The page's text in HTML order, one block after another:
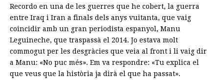
Recordo en una de les guerres que he cobert, la guerra
entre Iraq i Iran a finals dels anys vuitanta, que vaig
coincidir amb un gran periodista espanyol, Manu
Leguineche, que traspassà el 2014. Jo estava molt
commogut per les desgràcies que veia al front i li vaig dir
a Manu: «No puc més». Em va respondre: «Tu explica el
que veus que la història ja dirà el que ha passat».